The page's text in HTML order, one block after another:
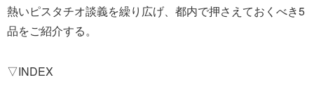
熱いピスタチオ談義を繰り広げ、都内で押さえておくべき5
品をご紹介する。
▽INDEX